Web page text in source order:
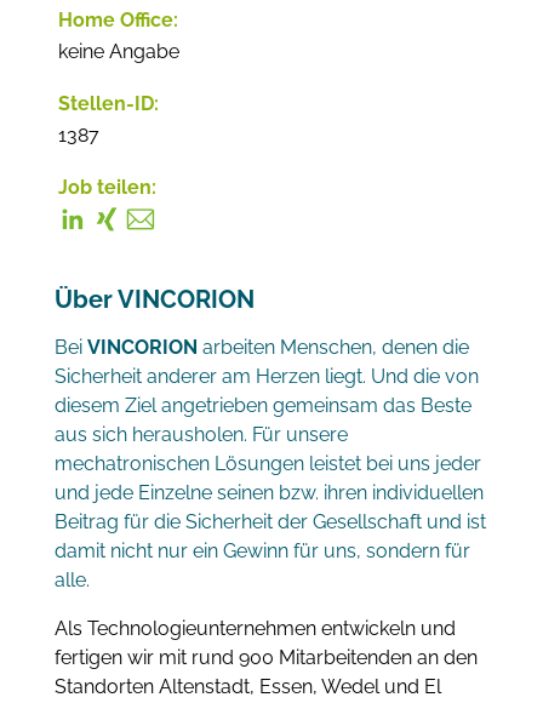
Home Office:
keine Angabe
Stellen-ID:
1387
Job teilen:
Über VINCORION
Bei VINCORION arbeiten Menschen, denen die
Sicherheit anderer am Herzen liegt. Und die von
diesem Ziel angetrieben gemeinsam das Beste
aus sich herausholen. Für unsere
mechatronischen Lösungen leistet bei uns jeder
und jede Einzelne seinen bzw. ihren individuellen
Beitrag für die Sicherheit der Gesellschaft und ist
damit nicht nur ein Gewinn für uns, sondern für
alle.
Als Technologieunternehmen entwickeln und
fertigen wir mit rund 900 Mitarbeitenden an den
Standorten Altenstadt, Essen, Wedel und El